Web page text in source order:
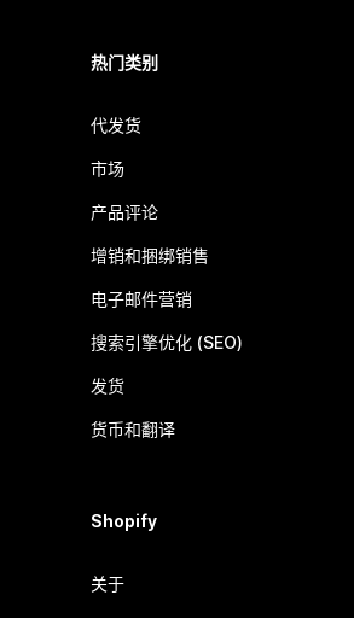
热门类别
代发货
市场
产品评论
增销和捆绑销售
电子邮件营销
搜索引擎优化 (SEO)
发货
货币和翻译
Shopify
关于